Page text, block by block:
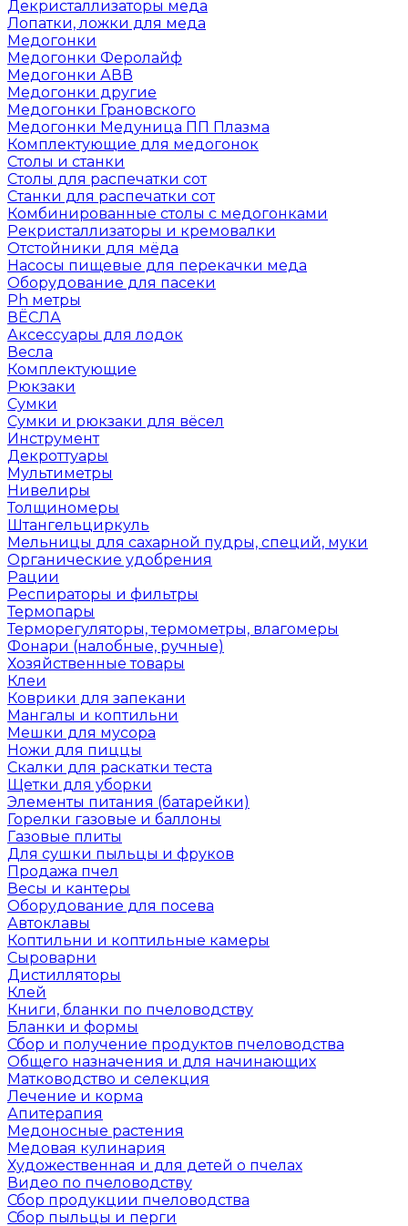
Декристаллизаторы меда
Лопатки, ложки для меда
Медогонки
Медогонки Феролайф
Медогонки АВВ
Медогонки другие
Медогонки Грановского
Медогонки Медуница ПП Плазма
Комплектующие для медогонок
Столы и станки
Столы для распечатки сот
Станки для распечатки сот
Комбинированные столы с медогонками
Рекристаллизаторы и кремовалки
Отстойники для мёда
Насосы пищевые для перекачки меда
Оборудование для пасеки
Ph метры
ВЁСЛА
Аксессуары для лодок
Весла
Комплектующие
Рюкзаки
Сумки
Сумки и рюкзаки для вёсел
Инструмент
Декроттуары
Мультиметры
Нивелиры
Толщиномеры
Штангельциркуль
Мельницы для сахарной пудры, специй, муки
Органические удобрения
Рации
Респираторы и фильтры
Термопары
Терморегуляторы, термометры, влагомеры
Фонари (налобные, ручные)
Хозяйственные товары
Клеи
Коврики для запекани
Мангалы и коптильни
Мешки для мусора
Ножи для пиццы
Скалки для раскатки теста
Щетки для уборки
Элементы питания (батарейки)
Горелки газовые и баллоны
Газовые плиты
Для сушки пыльцы и фруков
Продажа пчел
Весы и кантеры
Оборудование для посева
Автоклавы
Коптильни и коптильные камеры
Сыроварни
Дистилляторы
Клей
Книги, бланки по пчеловодству
Бланки и формы
Сбор и получение продуктов пчеловодства
Общего назначения и для начинающих
Матководство и селекция
Лечение и корма
Апитерапия
Медоносные растения
Медовая кулинария
Художественная и для детей о пчелах
Видео по пчеловодству
Сбор продукции пчеловодства
Сбор пыльцы и перги